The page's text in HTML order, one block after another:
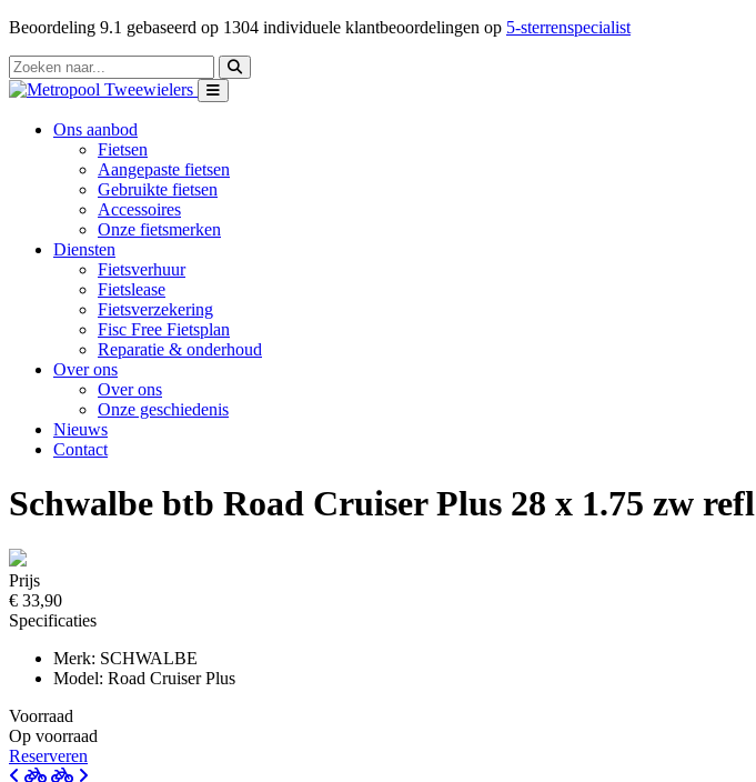
Beoordeling 9.1 gebaseerd op 1304 individuele klantbeoordelingen op 5-sterrenspecialist
Ons aanbod
Fietsen
Aangepaste fietsen
Gebruikte fietsen
Accessoires
Onze fietsmerken
Diensten
Fietsverhuur
Fietslease
Fietsverzekering
Fisc Free Fietsplan
Reparatie & onderhoud
Over ons
Over ons
Onze geschiedenis
Nieuws
Contact
Schwalbe btb Road Cruiser Plus 28 x 1.75 zw refl
Prijs
€ 33,90
Specificaties
Merk: SCHWALBE
Model: Road Cruiser Plus
Voorraad
Op voorraad
Reserveren